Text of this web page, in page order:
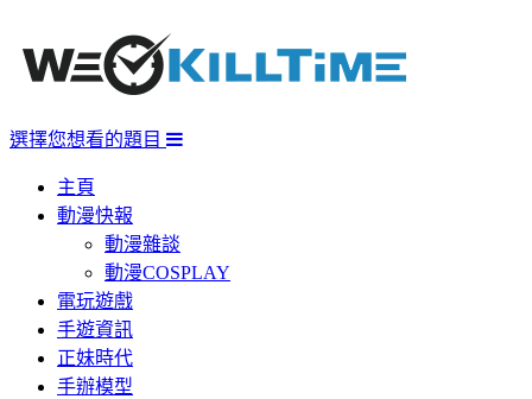
選擇您想看的題目
主頁
動漫快報
動漫雜談
動漫COSPLAY
電玩遊戲
手遊資訊
正妹時代
手辦模型